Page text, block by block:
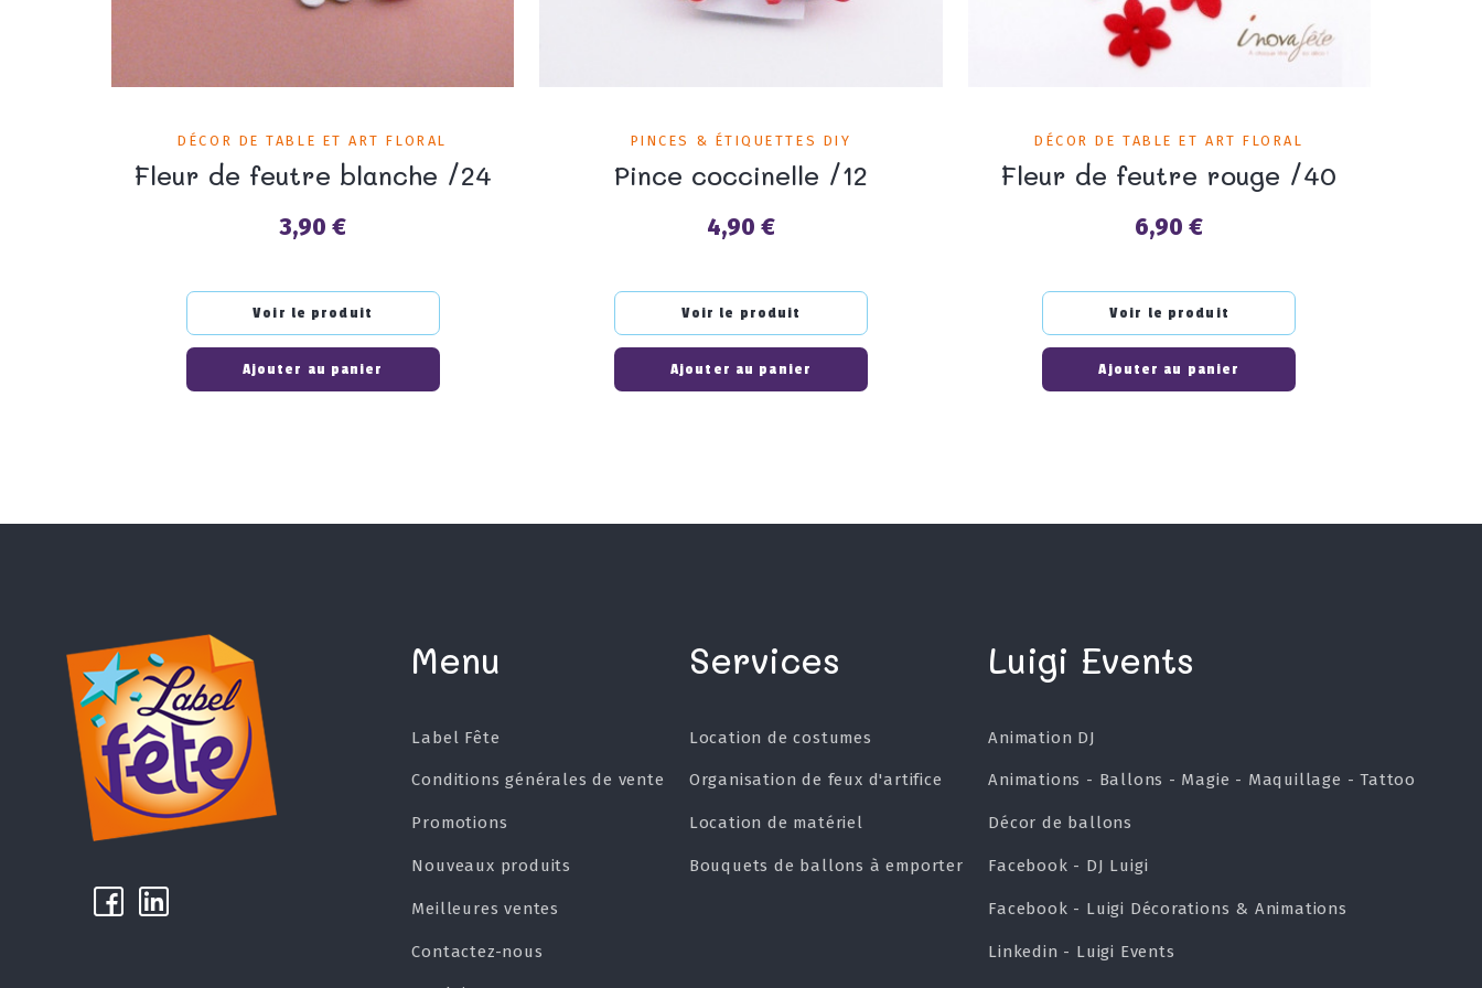
DÉCOR DE TABLE ET ART FLORAL
Fleur de feutre blanche /24
Prix
3,90 €
Voir le produit
Ajouter au panier
PINCES & ÉTIQUETTES DIY
Pince coccinelle /12
Prix
4,90 €
Voir le produit
Ajouter au panier
DÉCOR DE TABLE ET ART FLORAL
Fleur de feutre rouge /40
Prix
6,90 €
Voir le produit
Ajouter au panier
k µ
Menu
Label Fête
Conditions générales de vente
Promotions
Nouveaux produits
Meilleures ventes
Contactez-nous
Services
Location de costumes
Organisation de feux d'artifice
Location de matériel
Bouquets de ballons à emporter
Luigi Events
Animation DJ
Animations - Ballons - Magie - Maquillage - Tattoo
Décor de ballons
Facebook - DJ Luigi
Facebook - Luigi Décorations & Animations
Linkedin - Luigi Events